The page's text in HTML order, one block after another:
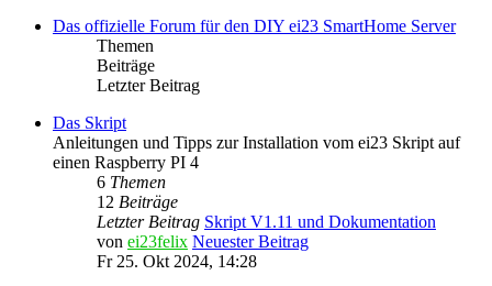
Das offizielle Forum für den DIY ei23 SmartHome Server
Themen
Beiträge
Letzter Beitrag
Das Skript
Anleitungen und Tipps zur Installation vom ei23 Skript auf
einen Raspberry PI 4
6 Themen
12 Beiträge
Letzter Beitrag Skript V1.11 und Dokumentation
von ei23felix Neuester Beitrag
Fr 25. Okt 2024, 14:28